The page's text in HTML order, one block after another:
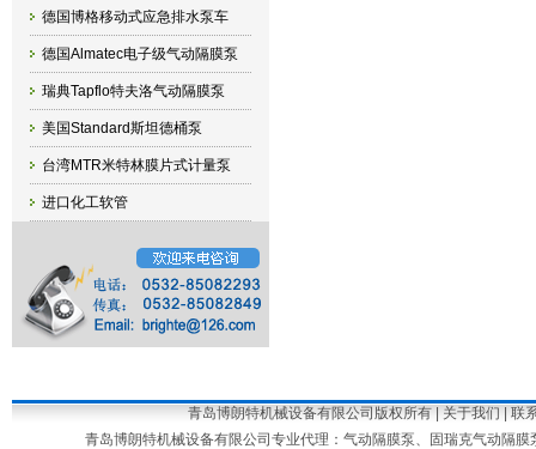
德国博格移动式应急排水泵车
德国Almatec电子级气动隔膜泵
瑞典Tapflo特夫洛气动隔膜泵
美国Standard斯坦德桶泵
台湾MTR米特林膜片式计量泵
进口化工软管
青岛博朗特机械设备有限公司版权所有 | 关于我们
联
青岛博朗特机械设备有限公司专业代理： 气动隔膜泵、
固瑞克气动隔膜